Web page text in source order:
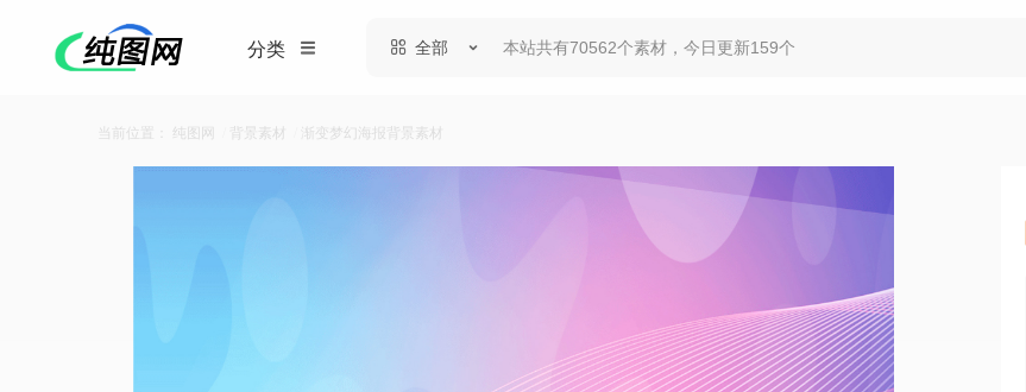
分类 全部
当前位置： 纯图网 背景素材 渐变梦幻海报背景素材